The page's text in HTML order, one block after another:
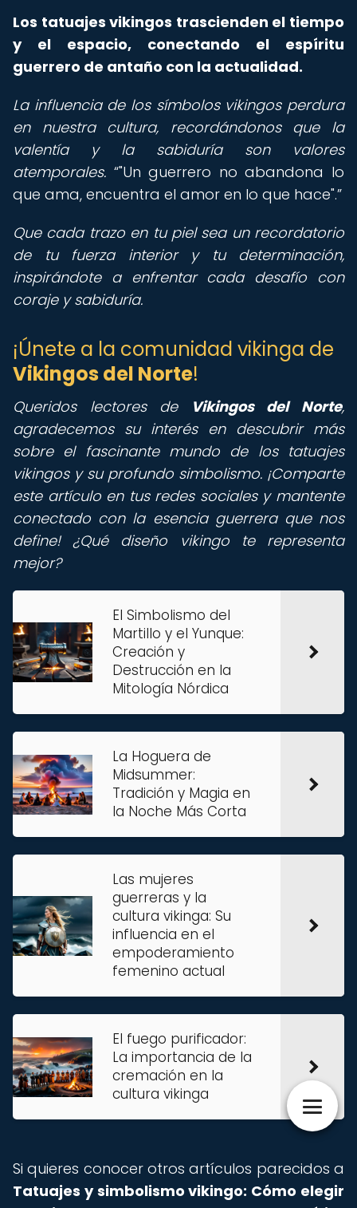
Los tatuajes vikingos trascienden el tiempo
y el espacio, conectando el espíritu
guerrero de antaño con la actualidad.
La influencia de los símbolos vikingos perdura
en nuestra cultura, recordándonos que la
valentía y la sabiduría son valores
atemporales.
"Un guerrero no abandona lo
que ama, encuentra el amor en lo que hace".
Que cada trazo en tu piel sea un recordatorio
de tu fuerza interior y tu determinación,
inspirándote a enfrentar cada desafío con
coraje y sabiduría.
¡Únete a la comunidad vikinga de
Vikingos del Norte!
Queridos lectores de Vikingos del Norte,
agradecemos su interés en descubrir más
sobre el fascinante mundo de los tatuajes
vikingos y su profundo simbolismo. ¡Comparte
este artículo en tus redes sociales y mantente
conectado con la esencia guerrera que nos
define! ¿Qué diseño vikingo te representa
mejor?
El Simbolismo del
Martillo y el Yunque:
Creación y
Destrucción en la
Mitología Nórdica
La Hoguera de
Midsummer:
Tradición y Magia en
la Noche Más Corta
Las mujeres
guerreras y la
cultura vikinga: Su
influencia en el
empoderamiento
femenino actual
El fuego purificador:
La importancia de la
cremación en la
cultura vikinga
Si quieres conocer otros artículos parecidos a
Tatuajes y simbolismo vikingo: Cómo elegir